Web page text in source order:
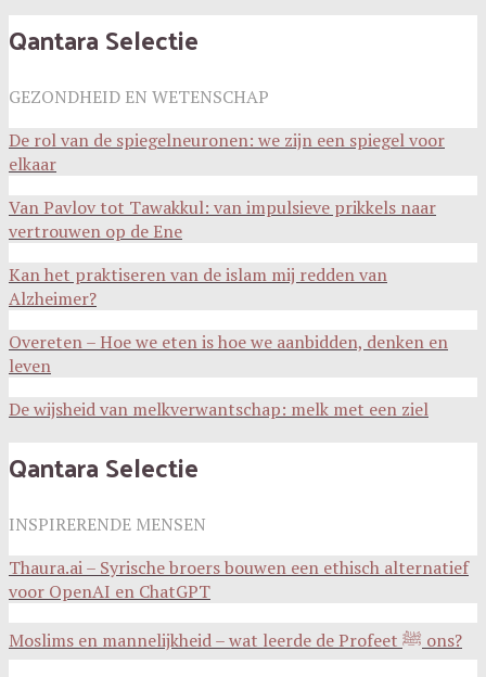
Qantara Selectie
GEZONDHEID EN WETENSCHAP
De rol van de spiegelneuronen: we zijn een spiegel voor
elkaar
Van Pavlov tot Tawakkul: van impulsieve prikkels naar
vertrouwen op de Ene
Kan het praktiseren van de islam mij redden van
Alzheimer?
Overeten – Hoe we eten is hoe we aanbidden, denken en
leven
De wijsheid van melkverwantschap: melk met een ziel
Qantara Selectie
INSPIRERENDE MENSEN
Thaura.ai – Syrische broers bouwen een ethisch alternatief
voor OpenAI en ChatGPT
Moslims en mannelijkheid – wat leerde de Profeet ﷺ ons?